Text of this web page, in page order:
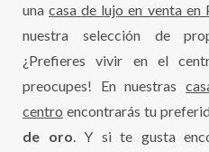
unacasa de lujo en venta en
nuestra selección de
¿Prefieres vivir en el
preocupes! En nuestras
centro encontrarás tu
de oro. Y si te gusta